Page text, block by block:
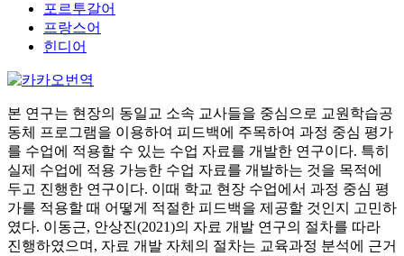
포르투갈어
프랑스어
힌디어
본 연구는 현장의 동일교 소속 교사들을 중심으로 교원학습공
동체 프로그램을 이용하여 피드백에 주목하여 과정 중심 평가
를 수업에 적용할 수 있는 수업 자료를 개발한 연구이다. 특히
실제 수업에 적용 가능한 수업 자료를 개발하는 것을 목적에
두고 진행한 연구이다. 이때 학교 현장 수업에서 과정 중심 평
가를 적용할 때 어떻게 적절한 피드백을 제공할 것인지 고민하
였다. 이동근, 안상진(2021)의 자료 개발 연구의 절차를 따라
진행하였으며, 자료 개발 자체의 절차는 교육과정 분석에 근거